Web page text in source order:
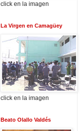
click en la imagen
La Virgen en Camagüey
click en la imagen
Beato Olallo Valdés